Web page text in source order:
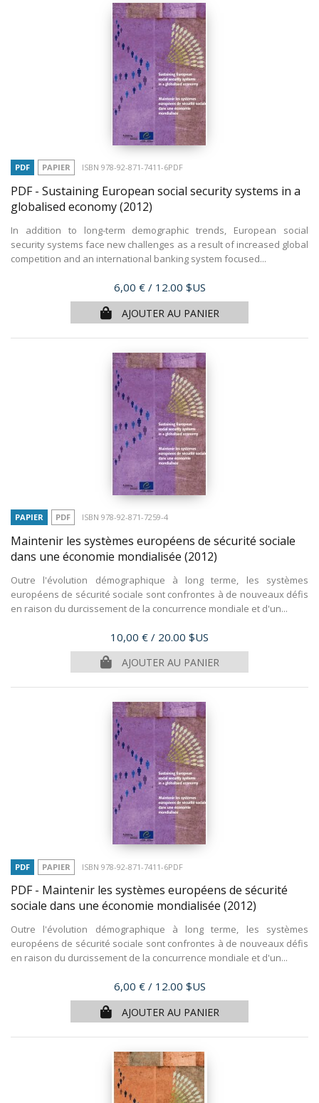
PDF PAPIER ISBN 978-92-871-7411-6PDF
PDF - Sustaining European social security systems in a
globalised economy(2012)
In addition to long-term demographic trends, European social
security systems face new challenges as a result of increased global
competition and an international banking system focused...
Prix
6,00 € / 12.00 $US
AJOUTER AU PANIER
PAPIER PDF ISBN 978-92-871-7259-4
Maintenir les systèmes européens de sécurité sociale
dans une économie mondialisée (2012)
Outre l'évolution démographique à long terme, les systèmes
européens de sécurité sociale sont confrontes à de nouveaux défis
en raison du durcissement de la concurrence mondiale et d'un...
Prix
10,00 € / 20.00 $US
AJOUTER AU PANIER
PDF PAPIER ISBN 978-92-871-7411-6PDF
PDF - Maintenir les systèmes européens de sécurité
sociale dans une économie mondialisée (2012)
Outre l'évolution démographique à long terme, les systèmes
européens de sécurité sociale sont confrontes à de nouveaux défis
en raison du durcissement de la concurrence mondiale et d'un...
Prix
6,00 € / 12.00 $US
AJOUTER AU PANIER